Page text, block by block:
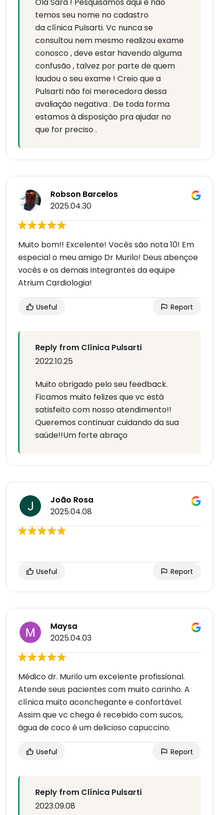
Olá Sara ! Pesquisamos aqui e não
temos seu nome no cadastro
da clínica Pulsarti. Vc nunca se
consultou nem mesmo realizou exame
conosco , deve estar havendo alguma
confusão , talvez por parte de quem
laudou o seu exame ! Creio que a
Pulsarti não foi merecedora dessa
avaliação negativa . De toda forma
estamos à disposição pra ajudar no
que for preciso .
Robson Barcelos
2025.04.30
Muito bom!! Excelente! Vocês são nota 10! Em
especial o meu amigo Dr Murilo! Deus abençoe
vocês e os demais integrantes da equipe
Atrium Cardiologia!
Useful Report
Reply from Clínica Pulsarti
2022.10.25
Muito obrigado pelo seu feedback.
Ficamos muito felizes que vc está
satisfeito com nosso atendimento!!
Queremos continuar cuidando da sua
saúde!!Um forte abraço
João Rosa
2025.04.08
Useful Report
Maysa
2025.04.03
Médico dr. Murilo um excelente profissional.
Atende seus pacientes com muito carinho. A
clínica muito aconchegante e confortável.
Assim que vc chega é recebido com sucos,
água de coco é um delicioso capuccino.
Useful Report
Reply from Clínica Pulsarti
2023.09.08